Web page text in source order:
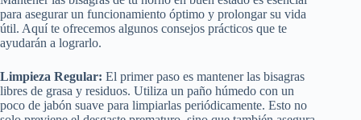
para asegurar un funcionamiento óptimo y prolongar su vida
útil. Aquí te ofrecemos algunos consejos prácticos que te
ayudarán a lograrlo.
Limpieza Regular: El primer paso es mantener las bisagras
libres de grasa y residuos. Utiliza un paño húmedo con un
poco de jabón suave para limpiarlas periódicamente. Esto no